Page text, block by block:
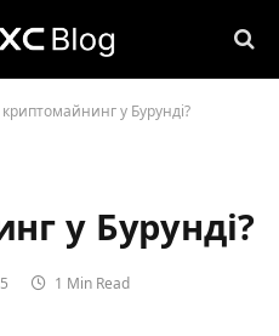
у Бурунді?
у Бурунді?
1 Min Read